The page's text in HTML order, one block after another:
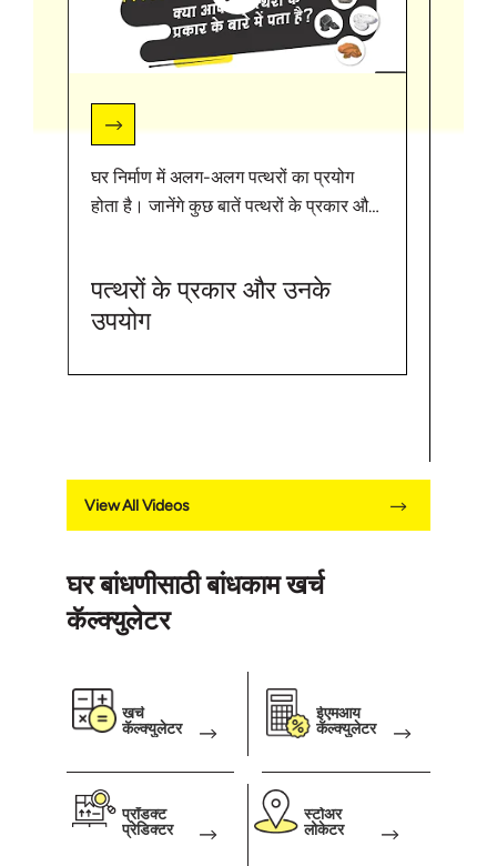
पत्थरों के प्रकार और उनके
उपयोग
घर निर्माण में अलग-अलग पत्थरों का प्रयोग
होता है। जानेंगे कुछ बातें पत्थरों के प्रकार और
https://bit.ly/3jNikvQ
View All Videos
घर बांधणीसाठी बांधकाम खर्च
कॅल्क्युलेटर
खर्च
कॅल्क्युलेटर
ईएमआय
कॅल्क्युलेटर
प्रॉडक्ट
प्रेडिक्टर
स्टोअर
लोकेटर